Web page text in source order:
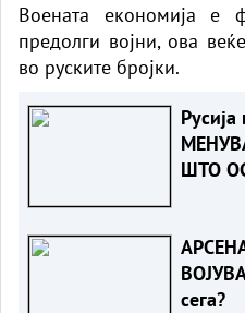
Воената економија е
предолги војни, ова
во руските бројки.
ШТО
сега?